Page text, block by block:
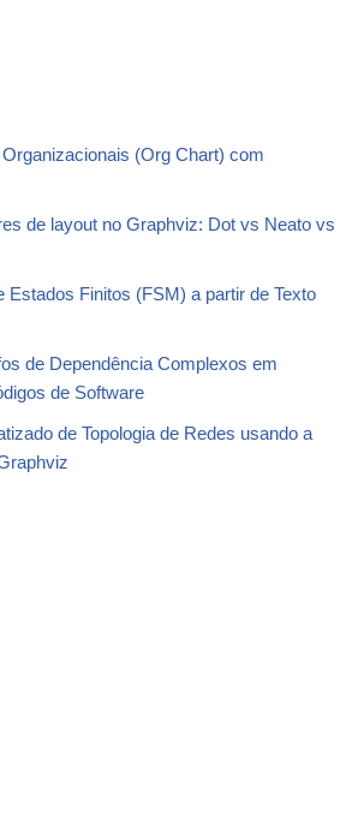
(Org Chart) com
de layout no Graphviz: Dot vs Neato vs
Estados Finitos (FSM) a partir de Texto
de Dependência Complexos em
de Software
de Topologia de Redes usando a